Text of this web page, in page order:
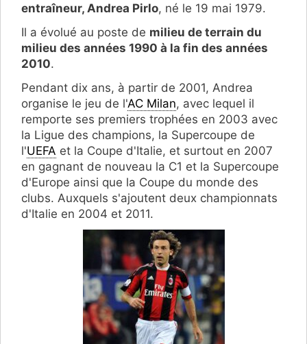
entraîneur, Andrea Pirlo, né le 19 mai 1979.
Il a évolué au poste de milieu de terrain du
milieu des années 1990 à la fin des années
2010.
Pendant dix ans, à partir de 2001, Andrea
organise le jeu de l'AC Milan, avec lequel il
remporte ses premiers trophées en 2003 avec
la Ligue des champions, la Supercoupe de
l'UEFA et la Coupe d'Italie, et surtout en 2007
en gagnant de nouveau la C1 et la Supercoupe
d'Europe ainsi que la Coupe du monde des
clubs. Auxquels s'ajoutent deux championnats
d'Italie en 2004 et 2011.